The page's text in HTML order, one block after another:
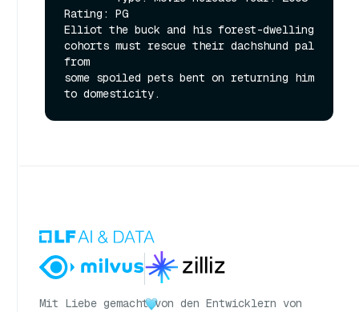
Rating: PG
Elliot the buck and his forest-dwelling
cohorts must rescue their dachshund pal
from
some spoiled pets bent on returning him
Mit Liebe gemacht von den Entwicklern von